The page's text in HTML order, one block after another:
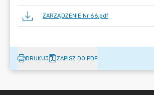
ZARZĄDZENIE Nr 66.pdf
DRUKUJ ZAPISZ DO PDF